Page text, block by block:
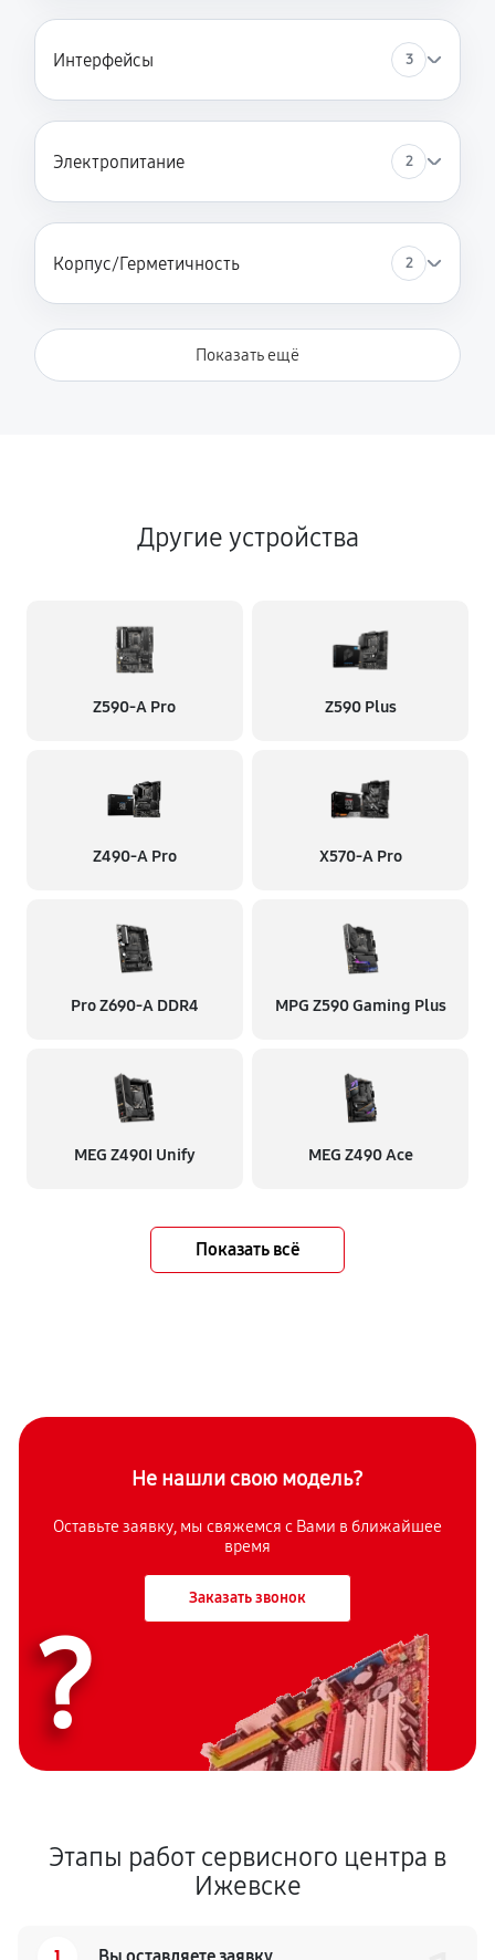
Интерфейсы 3
Электропитание 2
Корпус/Герметичность 2
Показать ещё
Другие устройства
Z590-A Pro Z590 Plus
Z490-A Pro X570-A Pro
Pro Z690-A DDR4 MPG Z590 Gaming Plus
MEG Z490I Unify MEG Z490 Ace
Показать всё
Не нашли свою модель?
Оставьте заявку, мы свяжемся с Вами в ближайшее
время
Заказать звонок
?
Этапы работ сервисного центра в
Ижевске